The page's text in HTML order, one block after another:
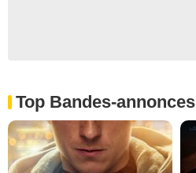
Top Bandes-annonces